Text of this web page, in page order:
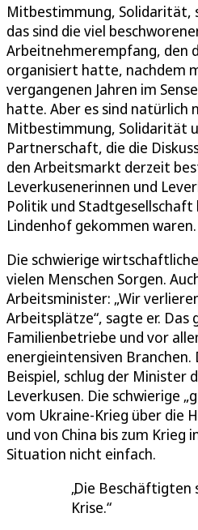
Mitbestimmung, Solidarität,
das sind die viel
Arbeitnehmerempfang, den
organisiert hatte, nachdem
vergangenen Jahren im
hatte. Aber es sind natürlich
Mitbestimmung, Solidarität
Partnerschaft, die die
den Arbeitsmarkt derzeit
Leverkusenerinnen und
Politik und Stadtgesellschaft
Lindenhof gekommen waren.
Die schwierige
vielen Menschen Sorgen.
Arbeitsminister: „Wir
Arbeitsplätze“, sagte er. Das
Familienbetriebe und vor
energieintensiven Branchen.
Beispiel, schlug der Minister
Leverkusen. Die schwierige
vom Ukraine-Krieg über die
und von China bis zum Krieg
Situation nicht einfach.
Die Beschäftigten
Krise.